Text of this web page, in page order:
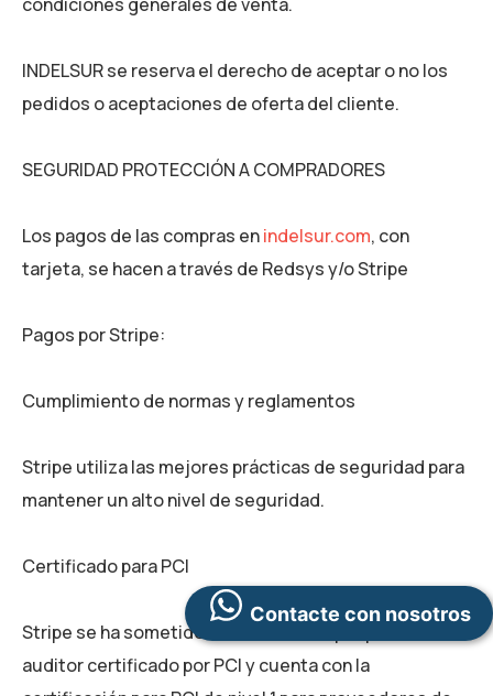
INDELSUR se reserva el derecho de aceptar o no los
pedidos o aceptaciones de oferta del cliente.
SEGURIDAD PROTECCIÓN A COMPRADORES
Los pagos de las compras enindelsur.com, con
tarjeta, se hacen a través de Redsys y/o Stripe
Pagos por Stripe:
Cumplimiento de normas y reglamentos
Stripe utiliza las mejores prácticas de seguridad para
mantener un alto nivel de seguridad.
Certificado para PCI
Stripe se ha sometido a una auditoría por parte de un
auditor certificado por PCI y cuenta con la
Contacte con nosotros